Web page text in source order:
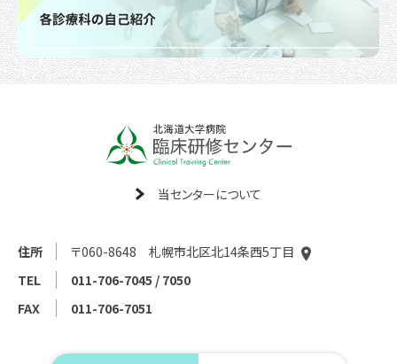
当センターについて
住所
〒060-8648 札幌市北区北14条西5丁目
TEL
011-706-7045 / 7050
FAX
011-706-7051